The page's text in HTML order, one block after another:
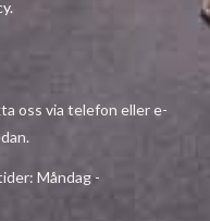
.
oss via telefon eller e-
Måndag -